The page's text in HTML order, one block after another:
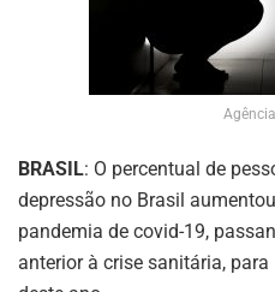
BRASIL: O percentual de
depressão no Brasil
pandemia de covid-19,
anterior à crise sanitária,